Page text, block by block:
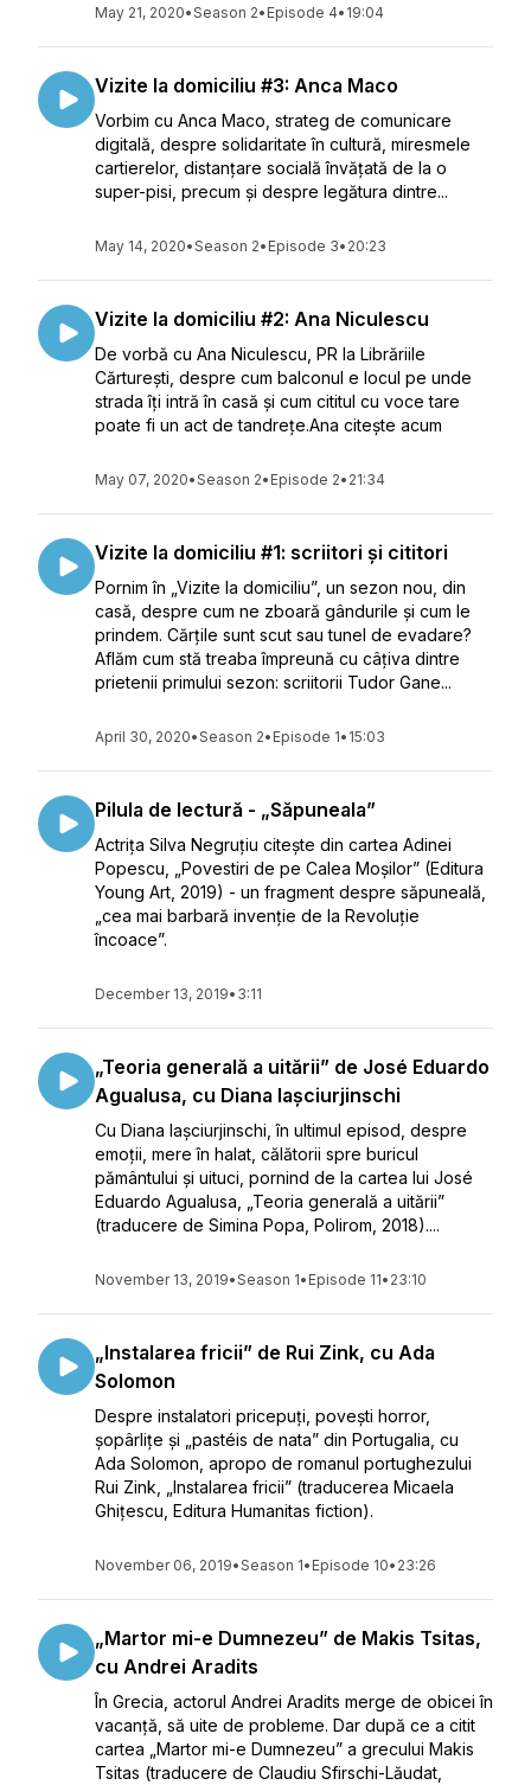
May 21, 2020•Season 2• Episode 4• 19:04
Vizite la domiciliu #3: Anca Maco
Vorbim cu Anca Maco, strateg de comunicare
digitală, despre solidaritate în cultură, miresmele
cartierelor, distanțare socială învățată de la o
super-pisi, precum și despre legătura dintre...
May 14, 2020•Season 2• Episode 3• 20:23
Vizite la domiciliu #2: Ana Niculescu
De vorbă cu Ana Niculescu, PR la Librăriile
Cărturești, despre cum balconul e locul pe unde
strada îți intră în casă și cum cititul cu voce tare
poate fi un act de tandrețe.Ana citește acum
May 07, 2020•Season 2• Episode 2• 21:34
Vizite la domiciliu #1: scriitori și cititori
Pornim în „Vizite la domiciliu”, un sezon nou, din
casă, despre cum ne zboară gândurile și cum le
prindem. Cărțile sunt scut sau tunel de evadare?
Aflăm cum stă treaba împreună cu câțiva dintre
prietenii primului sezon: scriitorii Tudor Gane...
April 30, 2020•Season 2• Episode 1• 15:03
Pilula de lectură - „Săpuneala”
Actrița Silva Negruțiu citește din cartea Adinei
Popescu, „Povestiri de pe Calea Moșilor” (Editura
Young Art, 2019) - un fragment despre săpuneală,
„cea mai barbară invenție de la Revoluție
încoace”.
December 13, 2019• 3:11
„Teoria generală a uitării” de José Eduardo
Agualusa, cu Diana Iașciurjinschi
Cu Diana Iașciurjinschi, în ultimul episod, despre
emoții, mere în halat, călătorii spre buricul
pământului și uituci, pornind de la cartea lui José
Eduardo Agualusa, „Teoria generală a uitării”
(traducere de Simina Popa, Polirom, 2018)....
November 13, 2019•Season 1• Episode 11• 23:10
„Instalarea fricii” de Rui Zink, cu Ada
Solomon
Despre instalatori pricepuți, povești horror,
șopârlițe și „pastéis de nata” din Portugalia, cu
Ada Solomon, apropo de romanul portughezului
Rui Zink, „Instalarea fricii” (traducerea Micaela
Ghițescu, Editura Humanitas fiction).
November 06, 2019•Season 1• Episode 10• 23:26
„Martor mi-e Dumnezeu” de Makis Tsitas,
cu Andrei Aradits
În Grecia, actorul Andrei Aradits merge de obicei în
vacanță, să uite de probleme. Dar după ce a citit
cartea „Martor mi-e Dumnezeu” a grecului Makis
Tsitas (traducere de Claudiu Sfirschi-Lăudat,